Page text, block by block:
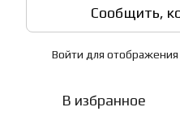
Сообщить,
Войти для
В избранное